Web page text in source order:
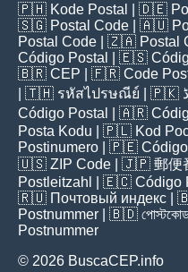
🇵🇭 Kode Postal | 🇩🇪
🇸🇬 Postal Code | 🇦🇺
Postal Code | 🇿🇦 Postal
Código Postal
| 🇪🇸
🇧🇷 CEP | 🇫🇷 Code
| 🇹🇭 รหัสไปรษณีย์ | 🇵🇰
Código Postal
| 🇦🇷
Posta Kodu | 🇵🇱 Kod
Postinumero | 🇵🇪
🇺🇸 ZIP Code | 🇯🇵 郵便
Postleitzahl
| 🇪🇨 Código
🇷🇺 Почтовый индекс |
Postnummer | 🇧🇩
Postnummer
© 2026 BuscaCEP.info